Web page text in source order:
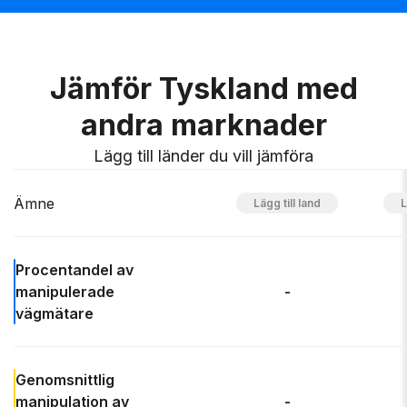
Jämför Tyskland med
andra marknader
Lägg till länder du vill jämföra
Ämne
Procentandel av
manipulerade
vägmätare
-
Genomsnittlig
manipulation av
-